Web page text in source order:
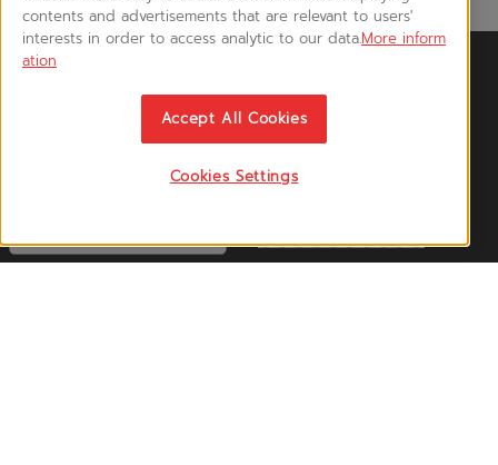
News & Updates
ติดตามอัพเดทข่าวสาร, โปรโมชั่น, สินค้าราคาพิเศษ ได้ก่อนใคร
contents and advertisements that are relevant to users'
interests in order to access analytic to our data.More inform
ation
Accept All Cookies
Cookies Settings